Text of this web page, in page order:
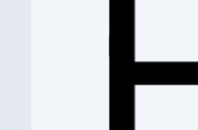
Profil recherché :
CFC de mécanicien ou de
Bon esprit d’équipe
Bonne gestion du stress et